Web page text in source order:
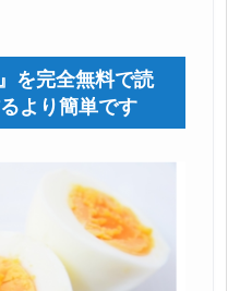
を完全無料で読
より簡単です